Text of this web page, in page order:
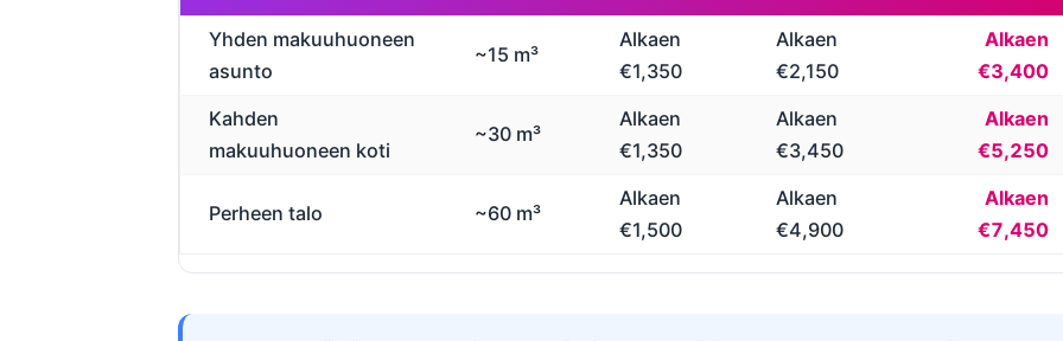
Yhden makuuhuoneen
asunto
~15 m³
Alkaen
€1,350
Alkaen
€2,150
Alkaen
€3,400
Kahden
makuuhuoneen koti
~30 m³
Alkaen
€1,350
Alkaen
€3,450
Alkaen
€5,250
Perheen talo ~60 m³
Alkaen
€1,500
Alkaen
€4,900
Alkaen
€7,450